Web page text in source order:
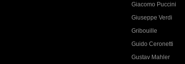
Giacomo Puccini
Giuseppe Verdi
Gribouille
Guido Ceronetti
Gustav Mahler